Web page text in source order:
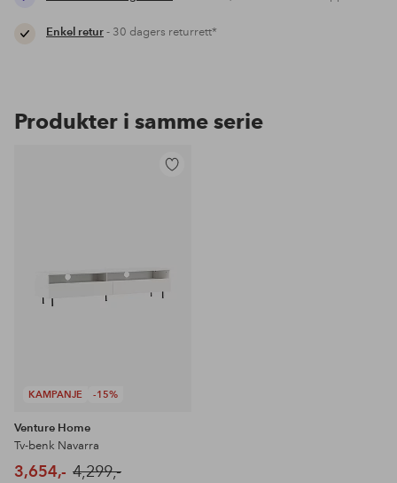
Enkel retur- 30 dagers returrett*
Produkter i samme serie
KAMPANJE -15%
Venture Home
Tv-benk Navarra
3,654,- 4,299,-